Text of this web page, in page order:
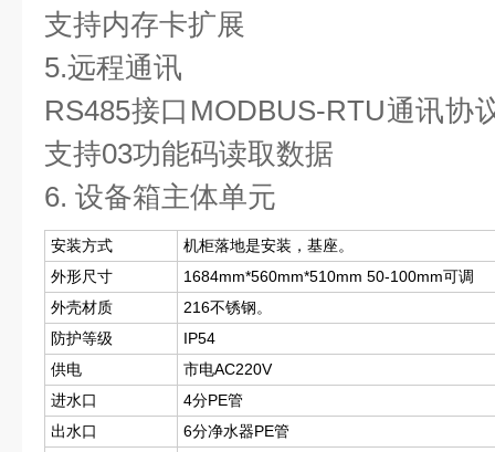
支持内存卡扩展
5.远程通讯
RS485接口MODBUS-RTU通讯协
支持03功能码读取数据
6. 设备箱主体单元
安装方式
机柜落地是安装，基座。
外形尺寸
1684mm*560mm*510mm 50-100mm可调
外壳材质
216不锈钢。
防护等级
IP54
供电
市电AC220V
进水口
4分PE管
出水口
6分净水器PE管